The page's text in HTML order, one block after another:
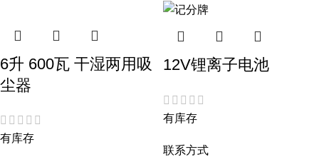
6升 600瓦 干湿两用吸
尘器
有库存
12V锂离子电池
有库存
联系方式